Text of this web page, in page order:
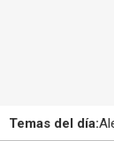
Temas del día: